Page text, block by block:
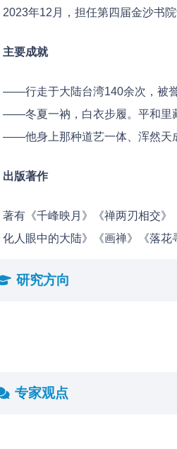
2023年12月，担任第四届金沙书
主要成就
——行走于大陆台湾140余次，被
——冬夏一衲，白衣步履。平和里
——他身上那种道艺一体、浑然天
出版著作
著有《千峰映月》《禅两刃相交
化人眼中的大陆》《画禅》《落花
研究方向
专家观点